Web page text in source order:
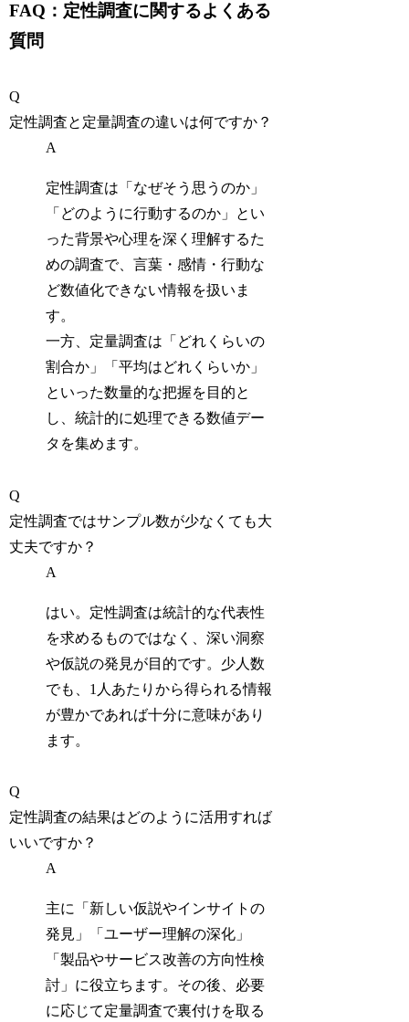
FAQ：定性調査に関するよくある
質問
Q
定性調査と定量調査の違いは何ですか？
A
定性調査は「なぜそう思うのか」
「どのように行動するのか」とい
った背景や心理を深く理解するた
めの調査で、言葉・感情・行動な
ど数値化できない情報を扱いま
す。
一方、定量調査は「どれくらいの
割合か」「平均はどれくらいか」
といった数量的な把握を目的と
し、統計的に処理できる数値デー
タを集めます。
Q
定性調査ではサンプル数が少なくても大
丈夫ですか？
A
はい。定性調査は統計的な代表性
を求めるものではなく、深い洞察
や仮説の発見が目的です。少人数
でも、1人あたりから得られる情報
が豊かであれば十分に意味があり
ます。
Q
定性調査の結果はどのように活用すれば
いいですか？
A
主に「新しい仮説やインサイトの
発見」「ユーザー理解の深化」
「製品やサービス改善の方向性検
討」に役立ちます。その後、必要
に応じて定量調査で裏付けを取る